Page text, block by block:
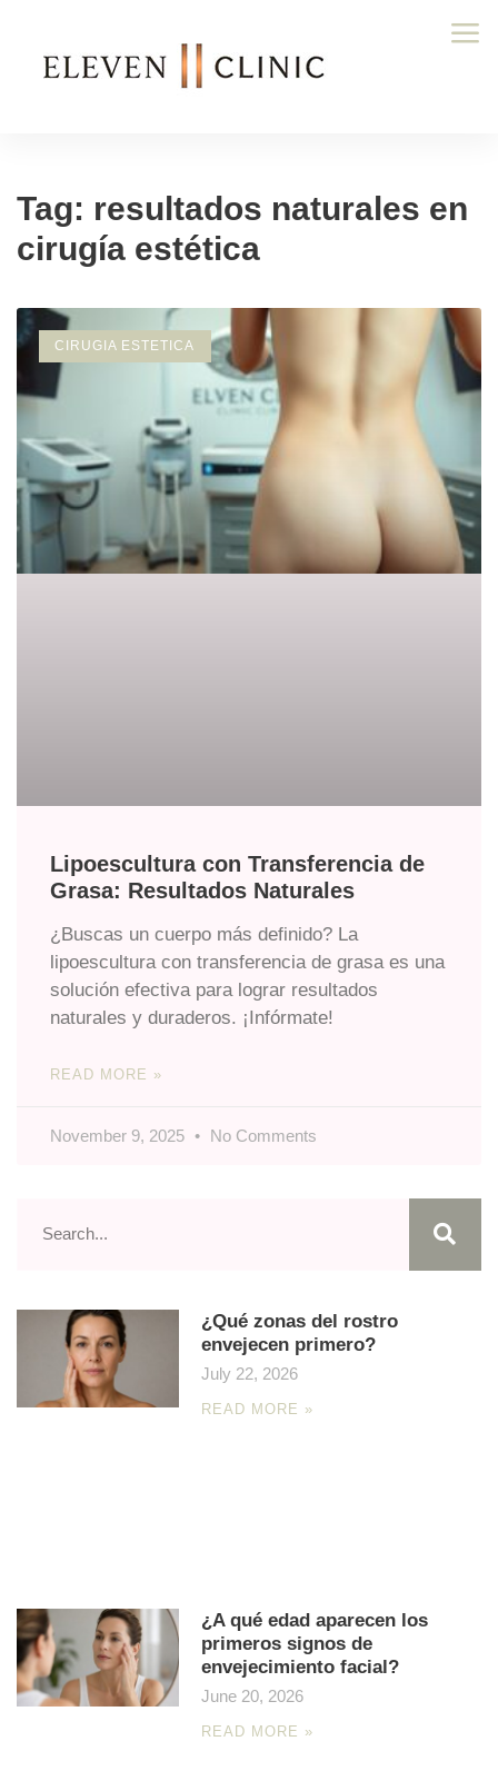
Tag: resultados naturales en
cirugía estética
CIRUGIA ESTETICA
Lipoescultura con Transferencia de
Grasa: Resultados Naturales
¿Buscas un cuerpo más definido? La
lipoescultura con transferencia de grasa es una
solución efectiva para lograr resultados
naturales y duraderos. ¡Infórmate!
READ MORE »
November 9, 2025 No Comments
¿Qué zonas del rostro
envejecen primero?
July 22, 2026
READ MORE »
¿A qué edad aparecen los
primeros signos de
envejecimiento facial?
June 20, 2026
READ MORE »